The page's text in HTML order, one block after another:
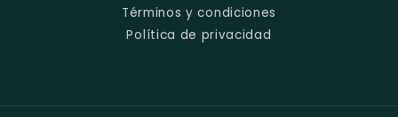
Términos y condiciones
Política de privacidad